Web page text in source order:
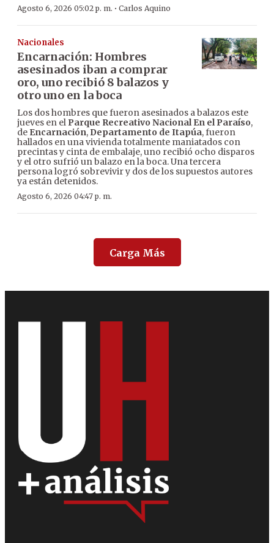
Agosto 6, 2026 05:02 p. m. · Carlos Aquino
Nacionales
Encarnación: Hombres
asesinados iban a comprar
oro, uno recibió 8 balazos y
otro uno en la boca
Los dos hombres que fueron asesinados a balazos este
jueves en el Parque Recreativo Nacional En el Paraíso,
de Encarnación, Departamento de Itapúa, fueron
hallados en una vivienda totalmente maniatados con
precintas y cinta de embalaje, uno recibió ocho disparos
y el otro sufrió un balazo en la boca. Una tercera
persona logró sobrevivir y dos de los supuestos autores
ya están detenidos.
Agosto 6, 2026 04:47 p. m.
Carga Más